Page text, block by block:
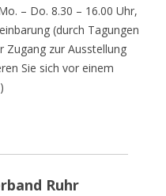
– Do. 8.30 – 16.00 Uhr,
(durch Tagungen
Zugang zur Ausstellung
Sie sich vor einem
Ruhr